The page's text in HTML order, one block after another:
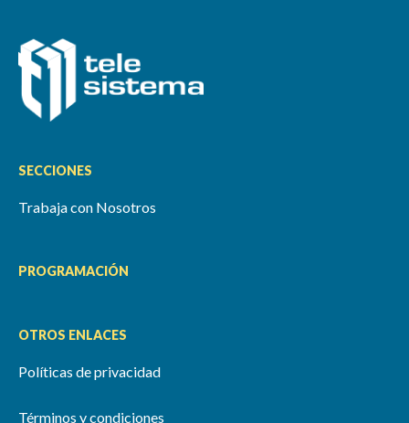
SECCIONES
Trabaja con Nosotros
PROGRAMACIÓN
OTROS ENLACES
Políticas de privacidad
Términos y condiciones